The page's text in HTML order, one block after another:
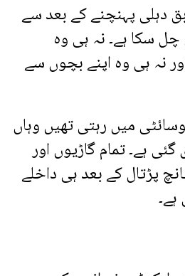
دہلی پہنچنے کے بعد سے
چل سکا ہے۔ نہ ہی وہ
نہ ہی وہ اپنے بچوں سے
میں رہتی تھیں وہاں
ہے۔ تمام گاڑیوں اور
پڑتال کے بعد ہی داخلے